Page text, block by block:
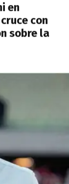
en
con
sobre la